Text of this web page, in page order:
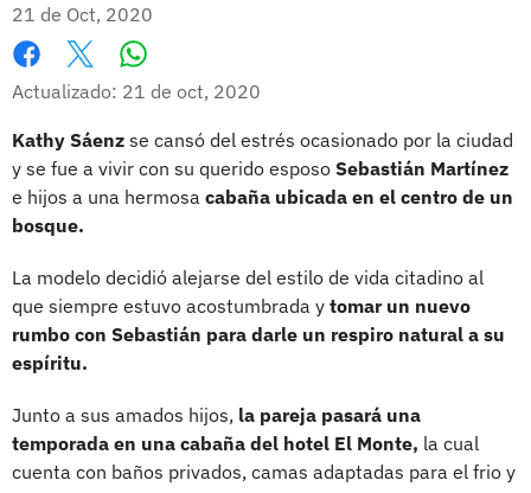
21 de Oct, 2020
Facebook
X
Actualizado: 21 de oct, 2020
Kathy Sáenz se cansó del estrés ocasionado por la ciudad
y se fue a vivir con su querido esposo Sebastián Martínez
e hijos a una hermosa cabaña ubicada en el centro de un
bosque.
La modelo decidió alejarse del estilo de vida citadino al
que siempre estuvo acostumbrada y tomar un nuevo
rumbo con Sebastián para darle un respiro natural a su
espíritu.
Junto a sus amados hijos, la pareja pasará una
temporada en una cabaña del hotel El Monte, la cual
cuenta con baños privados, camas adaptadas para el frio y